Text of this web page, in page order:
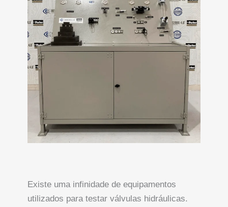
Existe uma infinidade de equipamentos
utilizados para testar válvulas hidráulicas.